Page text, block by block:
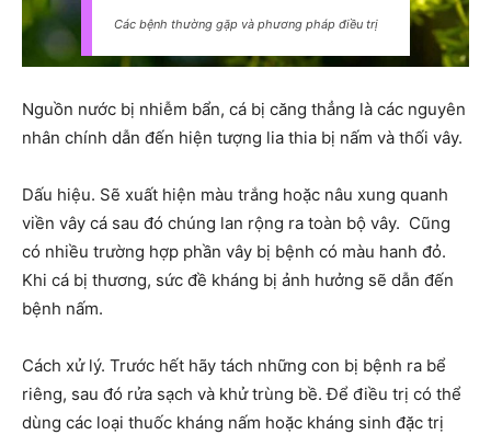
Các bệnh thường gặp và phương pháp điều trị
Nguồn nước bị nhiễm bẩn, cá bị căng thẳng là các nguyên
nhân chính dẫn đến hiện tượng lia thia bị nấm và thối vây.
Dấu hiệu. Sẽ xuất hiện màu trắng hoặc nâu xung quanh
viền vây cá sau đó chúng lan rộng ra toàn bộ vây. Cũng
có nhiều trường hợp phần vây bị bệnh có màu hanh đỏ.
Khi cá bị thương, sức đề kháng bị ảnh hưởng sẽ dẫn đến
bệnh nấm.
Cách xử lý. Trước hết hãy tách những con bị bệnh ra bể
riêng, sau đó rửa sạch và khử trùng bề. Để điều trị có thể
dùng các loại thuốc kháng nấm hoặc kháng sinh đặc trị